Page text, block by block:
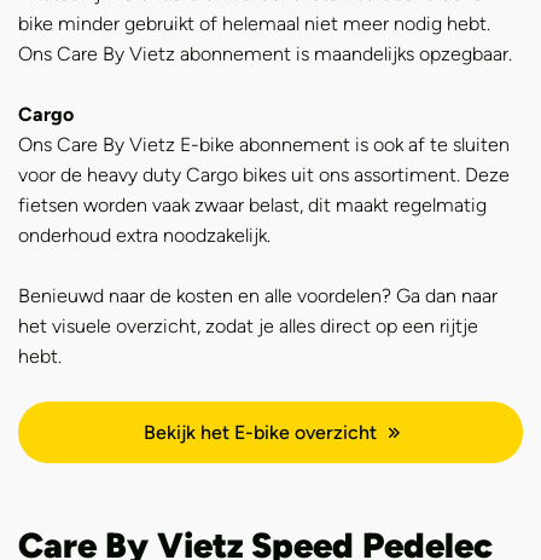
bike minder gebruikt of helemaal niet meer nodig hebt.
Ons Care By Vietz abonnement is maandelijks opzegbaar.
Cargo
Ons Care By Vietz E-bike abonnement is ook af te sluiten
voor de heavy duty Cargo bikes uit ons assortiment. Deze
fietsen worden vaak zwaar belast, dit maakt regelmatig
onderhoud extra noodzakelijk.
Benieuwd naar de kosten en alle voordelen? Ga dan naar
het visuele overzicht, zodat je alles direct op een rijtje
hebt.
Bekijk het E-bike overzicht
Care By Vietz Speed Pedelec